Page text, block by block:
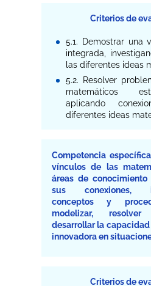
Criterios de
5.1. Demostrar una
integrada,
las diferentes ideas
5.2. Resolver
matemáticos
aplicando
diferentes ideas
Competencia
vínculos de las
áreas de
sus conexiones,
conceptos y
modelizar,
desarrollar la
innovadora en
Criterios de